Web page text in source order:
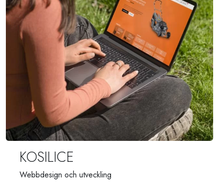
KOSILICE
Webbdesign och utveckling